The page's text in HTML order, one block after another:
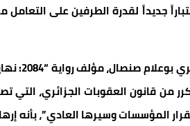
جديداً لقدرة الطرفين على التعامل
وفي 16
ووجهت إليه تهم بموجب المادة 87 مكرر من قانون
المؤسسات وسيرها العادي”، بأنه